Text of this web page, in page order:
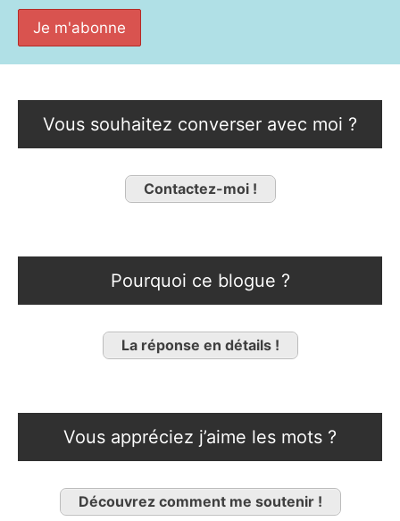
Vous souhaitez converser avec moi ?
Contactez-moi !
Pourquoi ce blogue ?
La réponse en détails !
Vous appréciez j’aime les mots ?
Découvrez comment me soutenir !